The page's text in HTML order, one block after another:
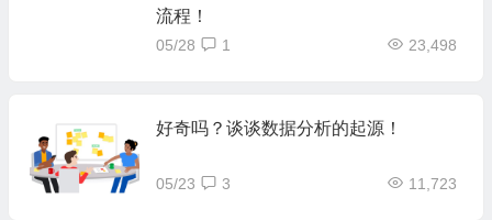
流程！
05/28 23,498
1
好奇吗？谈谈数据分析的起源！
05/23 11,723
3